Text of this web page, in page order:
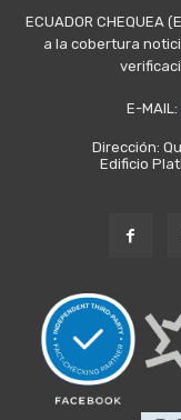
ECUADOR
a la cobertura
E-MAIL:
Dirección:
Edificio